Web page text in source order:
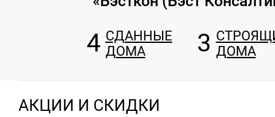
4 СДАННЫЕ
ДОМА
3 ДОМА
АКЦИИ И СКИДКИ